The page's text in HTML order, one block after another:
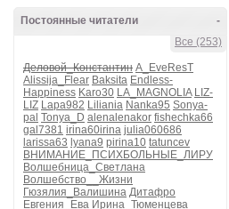
-
Постоянные читатели
Все (253)
Деловой_Константин A_EveResT
Alissija_Flear Baksita Endless-
Happiness Karo30 LA_MAGNOLIA LIZ-
LIZ Lapa982 Liliania Nanka95 Sonya-
pal Tonya_D alenalenakor fishechka66
gal7381 irina60irina julia060686
larissa63 lyana9 pirina10 tatuncev
ВНИМАНИЕ_ПСИХБОЛЬНЫЕ_ЛИРУ
Волшебница_Светлана
Волшебство__Жизни
Гюзялия_Валишина Дитафро
Евгения_Ева Ирина_Тюменцева